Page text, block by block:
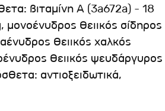
βιταμίνη Α (3a672a) - 18
θειικός σίδηρος
θειικός χαλκός
θειικός ψευδάργυρος
αντιοξειδωτικά,